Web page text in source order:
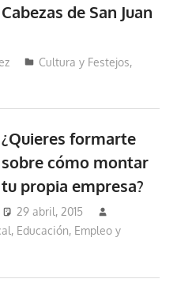
Cabezas de San Juan
Cultura y Festejos,
¿Quieres formarte
sobre cómo montar
tu propia empresa?
29 abril, 2015
, Educación, Empleo y